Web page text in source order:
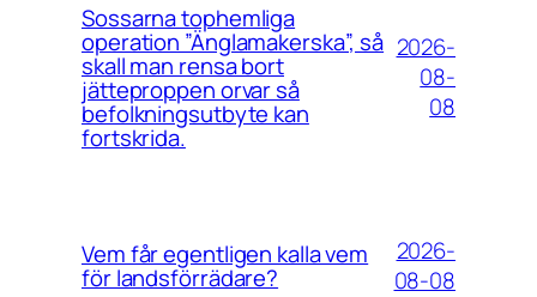
Sossarna tophemliga
operation ”Änglamakerska”, så
skall man rensa bort
jätteproppen orvar så
befolkningsutbyte kan
fortskrida.
2026-
08-
08
Vem får egentligen kalla vem
för landsförrädare?
2026-
08-08